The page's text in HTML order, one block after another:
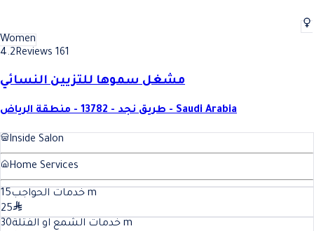
Women
4.2Reviews 161
مشغل سموها للتزيين النسائي
طريق نجد - 13782 - منطقة الرياض - Saudi Arabia
Inside Salon
Home Services
خدمات الحواجب15
m
25
خدمات الشمع او الفتلة30
m